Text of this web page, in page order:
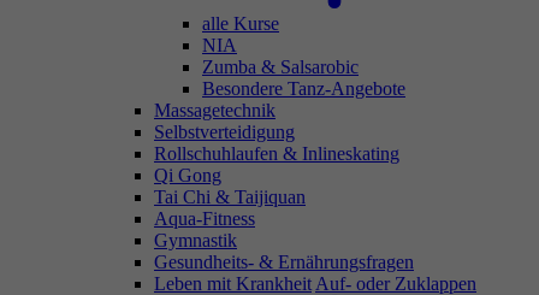
alle Kurse
NIA
Zumba & Salsarobic
Besondere Tanz-Angebote
Massagetechnik
Selbstverteidigung
Rollschuhlaufen & Inlineskating
Qi Gong
Tai Chi & Taijiquan
Aqua-Fitness
Gymnastik
Gesundheits- & Ernährungsfragen
Leben mit Krankheit Auf- oder Zuklappen